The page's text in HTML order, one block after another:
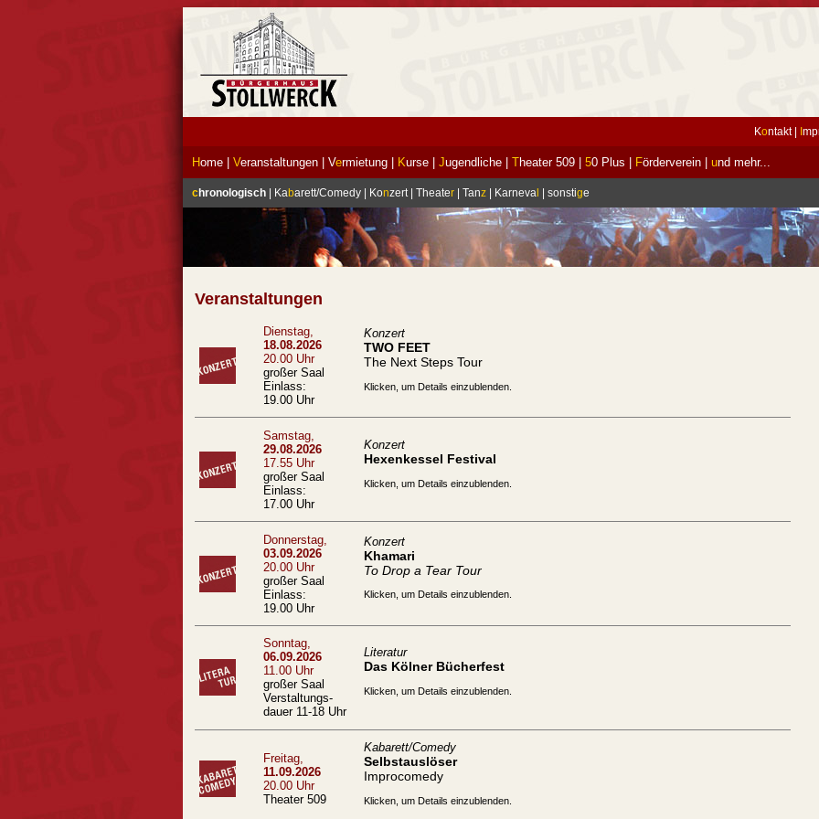
Kontakt|
Home Veranstaltungen Vermietung Kurse Jugendliche Theater 509 50 Plus Förderverein und mehr...
chronologisch Kabarett/Comedy Konzert Theater Tanz Karneva sonstige
Veranstaltungen
Dienstag,
18.08.2026
20.00 Uhr
großer Saal
Einlass:
19.00 Uhr
Konzert
TWO FEET
The Next Steps Tour
Klicken, um Details einzublenden.
Samstag,
29.08.2026
17.55 Uhr
großer Saal
Einlass:
17.00 Uhr
Konzert
Hexenkessel Festival
Klicken, um Details einzublenden.
Donnerstag,
03.09.2026
20.00 Uhr
großer Saal
Einlass:
19.00 Uhr
Konzert
Khamari
To Drop a Tear Tour
Klicken, um Details einzublenden.
Sonntag,
06.09.2026
11.00 Uhr
großer Saal
Verstaltungs-
dauer 11-18 Uhr
Literatur
Das Kölner Bücherfest
Klicken, um Details einzublenden.
Freitag,
11.09.2026
20.00 Uhr
Theater 509
Kabarett/Comedy
Selbstauslöser
Improcomedy
Klicken, um Details einzublenden.